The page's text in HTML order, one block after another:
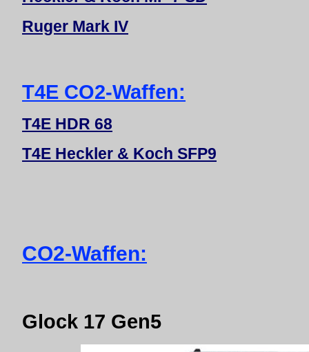
Ruger Mark IV
T4E CO2-Waffen:
T4E HDR 68
T4E Heckler & Koch SFP9
CO2-Waffen:
Glock 17 Gen5